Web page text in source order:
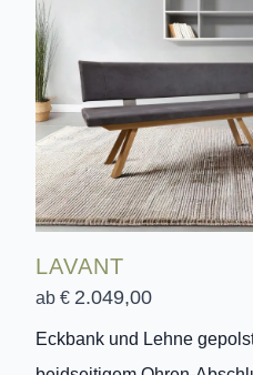
LAVANT
ab € 2.049,00
Eckbank und Lehne